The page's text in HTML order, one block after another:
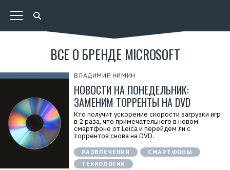
ВСЕ О БРЕНДЕ MICROSOFT
ВЛАДИМИР НИМИН
НОВОСТИ НА ПОНЕДЕЛЬНИК:
ЗАМЕНИМ ТОРРЕНТЫ НА DVD
Кто получит ускорение скорости загрузки игр
в 2 раза, что примечательного в новом
смартфоне от Leica и перейдем ли с
торрентов снова на DVD.
РАЗВЛЕЧЕНИЯ
СМАРТФОНЫ
ТЕХНОЛОГИИ